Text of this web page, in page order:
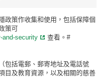
政策作收集和使用，包括保障個
策可
and-security 查看。#
包括電郵、郵寄地址及電話號
目及教育資源，以及相關的慈善